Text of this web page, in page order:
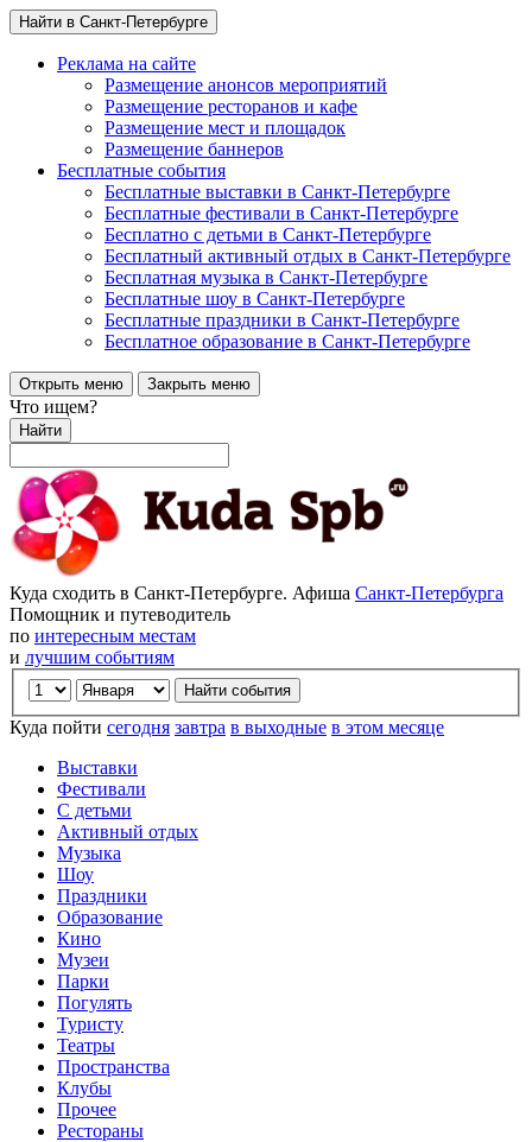
Найти в Санкт-Петербурге
Реклама на сайте
Размещение анонсов мероприятий
Размещение ресторанов и кафе
Размещение мест и площадок
Размещение баннеров
Бесплатные события
Бесплатные выставки в Санкт-Петербурге
Бесплатные фестивали в Санкт-Петербурге
Бесплатно с детьми в Санкт-Петербурге
Бесплатный активный отдых в Санкт-Петербурге
Бесплатная музыка в Санкт-Петербурге
Бесплатные шоу в Санкт-Петербурге
Бесплатные праздники в Санкт-Петербурге
Бесплатное образование в Санкт-Петербурге
Открыть меню Закрыть меню
Что ищем?
Найти
Куда сходить в Санкт-Петербурге. Афиша Санкт-Петербурга
Помощник и путеводитель
по интересным местам
и лучшим событиям
Куда пойти сегодня завтра в выходные в этом месяце
Выставки
Фестивали
С детьми
Активный отдых
Музыка
Шоу
Праздники
Образование
Кино
Музеи
Парки
Погулять
Туристу
Театры
Пространства
Клубы
Прочее
Рестораны